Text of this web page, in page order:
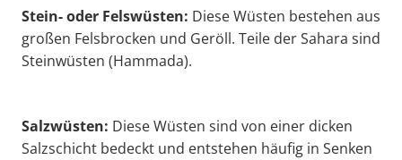
Stein- oder Felswüsten: Diese Wüsten bestehen aus
großen Felsbrocken und Geröll. Teile der Sahara sind
Steinwüsten (Hammada).
Salzwüsten: Diese Wüsten sind von einer dicken
Salzschicht bedeckt und entstehen häufig in Senken